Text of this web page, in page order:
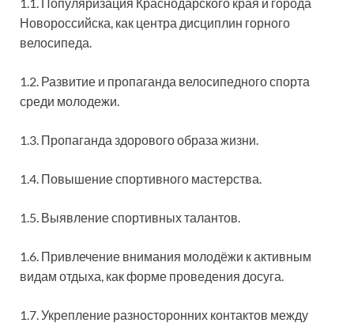
Новороссийска, как центра дисциплин горного
велосипеда.
1.2. Развитие и пропаганда велосипедного спорта
среди молодежи.
1.3. Пропаганда здорового образа жизни.
1.4. Повышение спортивного мастерства.
1.5. Выявление спортивных талантов.
1.6. Привлечение внимания молодёжи к активным
видам отдыха, как форме проведения досуга.
1.7. Укрепление разносторонних контактов между